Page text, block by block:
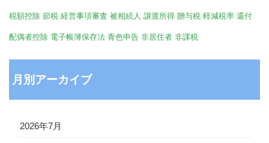
税額控除 節税 経営事項審査 被相続人 譲渡所得 贈与税 軽減税率 還付
配偶者控除 電子帳簿保存法 青色申告 非居住者 非課税
月別アーカイブ
2026年7月